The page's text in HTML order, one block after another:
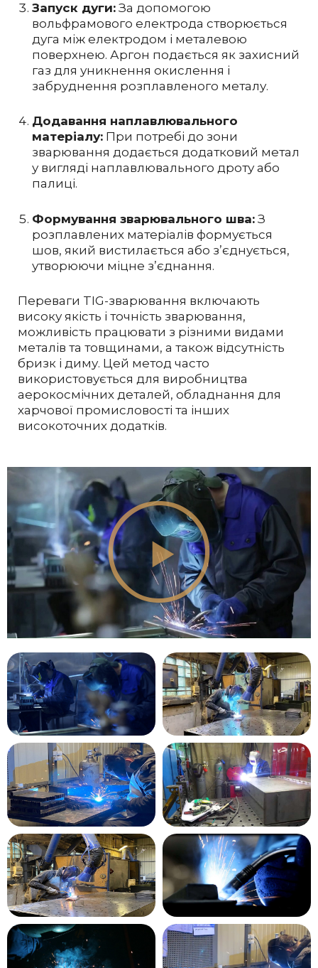
Запуск дуги: За допомогою
вольфрамового електрода створюється
дуга між електродом і металевою
поверхнею. Аргон подається як захисний
газ для уникнення окислення і
забруднення розплавленого металу.
Додавання наплавлювального
матеріалу: При потребі до зони
зварювання додається додатковий метал
у вигляді наплавлювального дроту або
палиці.
Формування зварювального шва: З
розплавлених матеріалів формується
шов, який вистилається або з’єднується,
утворюючи міцне з’єднання.
Переваги TIG-зварювання включають
високу якість і точність зварювання,
можливість працювати з різними видами
металів та товщинами, а також відсутність
бризк і диму. Цей метод часто
використовується для виробництва
аерокосмічних деталей, обладнання для
харчової промисловості та інших
високоточних додатків.